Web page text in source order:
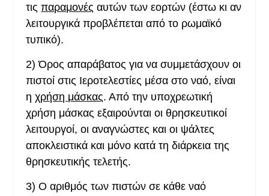
τιςπαραμονές αυτών των εορτών (έστω κι αν
λειτουργικά προβλέπεται από το ρωμαϊκό
τυπικό).
2)Όρος απαράβατος για να συμμετάσχουν οι
πιστοί στις Ιεροτελεστίες μέσα στο ναό, είναι
ηχρήση μάσκας. Από την υποχρεωτική
χρήση μάσκας εξαιρούνται οι θρησκευτικοί
λειτουργοί, οι αναγνώστες και οι ψάλτες
αποκλειστικά και μόνο κατά τη διάρκεια της
θρησκευτικής τελετής.
3)Ο αριθμός των πιστών σε κάθε ναό